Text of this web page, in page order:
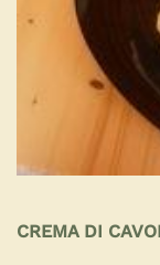
CREMA DI